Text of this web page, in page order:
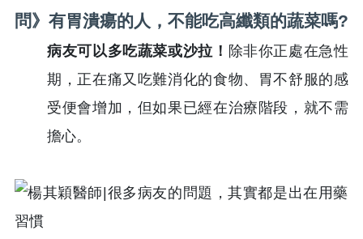
問》有胃潰瘍的人，不能吃高纖類的蔬菜嗎?
病友可以多吃蔬菜或沙拉！ 除非你正處在急性
期，正在痛又吃難消化的食物、胃不舒服的感
受便會增加，但如果已經在治療階段，就不需
擔心。